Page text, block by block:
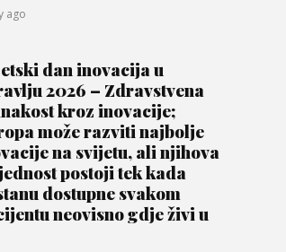
ago
dan inovacija u
2026 – Zdravstvena
kroz inovacije;
može razviti najbolje
na svijetu, ali njihova
postoji tek kada
dostupne svakom
neovisno gdje živi u